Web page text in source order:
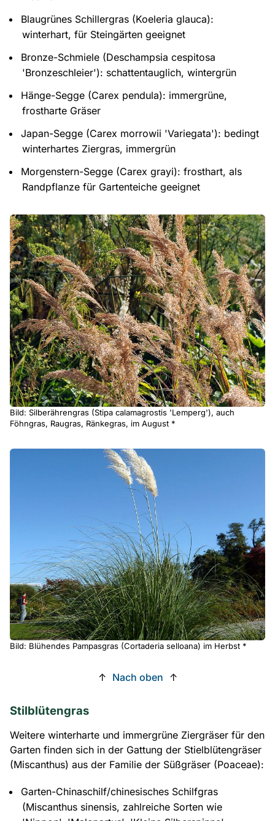
Blaugrünes Schillergras (Koeleria glauca):
winterhart, für Steingärten geeignet
Bronze-Schmiele (Deschampsia cespitosa
'Bronzeschleier'): schattentauglich, wintergrün
Hänge-Segge (Carex pendula): immergrüne,
frostharte Gräser
Japan-Segge (Carex morrowii 'Variegata'): bedingt
winterhartes Ziergras, immergrün
Morgenstern-Segge (Carex grayi): frosthart, als
Randpflanze für Gartenteiche geeignet
Bild: Silberährengras (Stipa calamagrostis 'Lemperg'), auch
Föhngras, Raugras, Ränkegras, im August *
Bild: Blühendes Pampasgras (Cortaderia selloana) im Herbst *
↑ Nach oben ↑
Stilblütengras
Weitere winterharte und immergrüne Ziergräser für den
Garten finden sich in der Gattung der Stielblütengräser
(Miscanthus) aus der Familie der Süßgräser (Poaceae):
Garten-Chinaschilf/chinesisches Schilfgras
(Miscanthus sinensis, zahlreiche Sorten wie